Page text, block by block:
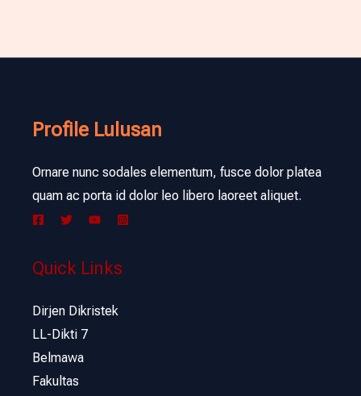
Profile Lulusan
Ornare nunc sodales elementum, fusce dolor platea
quam ac porta id dolor leo libero laoreet aliquet.
Quick Links
Dirjen Dikristek
LL-Dikti 7
Belmawa
Fakultas